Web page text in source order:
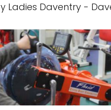
Ladies Daventry -